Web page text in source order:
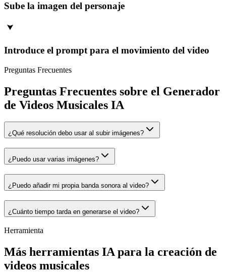
Sube la imagen del personaje
Introduce el prompt para el movimiento del video
Preguntas Frecuentes
Preguntas Frecuentes sobre el Generador
de Videos Musicales IA
¿Qué resolución debo usar al subir imágenes?
¿Puedo usar varias imágenes?
¿Puedo añadir mi propia banda sonora al video?
¿Cuánto tiempo tarda en generarse el video?
Herramienta
Más herramientas IA para la creación de
videos musicales